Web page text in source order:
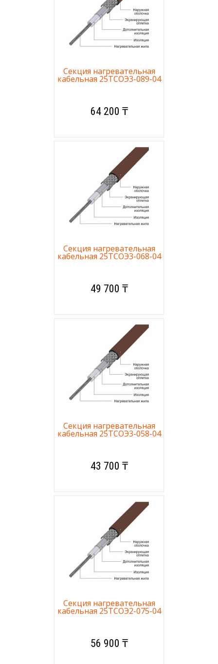
Секция нагревательная
кабельная 25ТСОЭ3-089-04
64 200 ₸
Секция нагревательная
кабельная 25ТСОЭ3-068-04
49 700 ₸
Секция нагревательная
кабельная 25ТСОЭ3-058-04
43 700 ₸
Секция нагревательная
кабельная 25ТСОЭ2-075-04
56 900 ₸